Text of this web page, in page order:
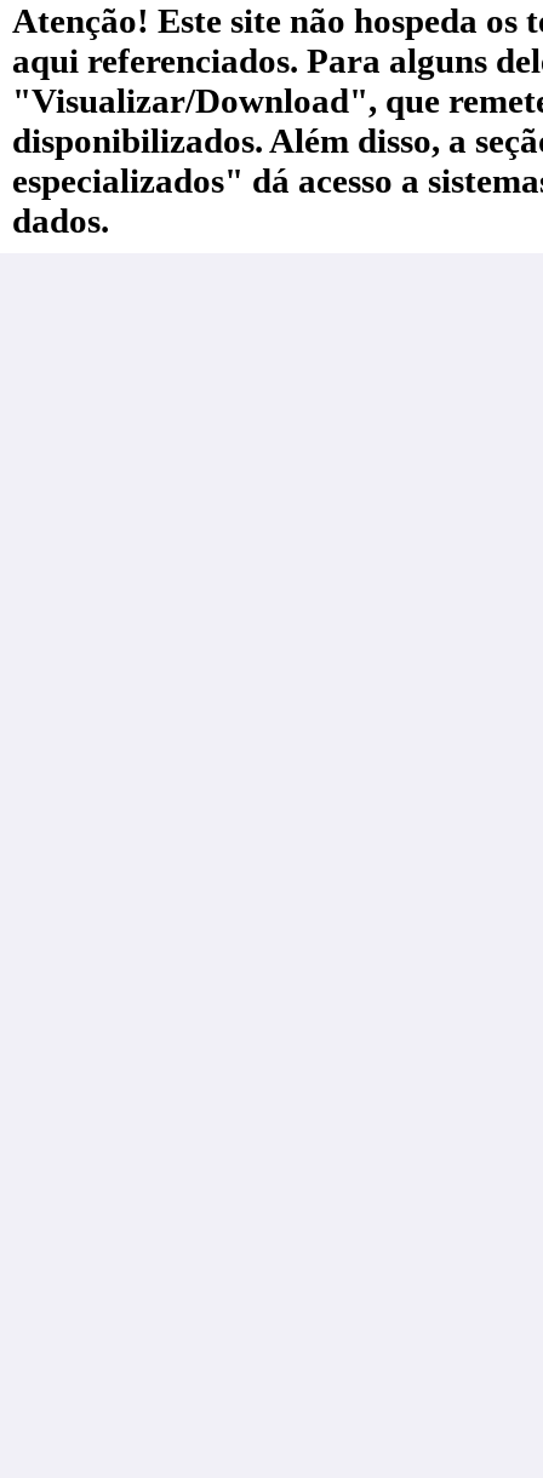
Atenção! Este site não hospeda
aqui referenciados. Para alguns
"Visualizar/Download", que
disponibilizados. Além disso, a
especializados" dá acesso a
dados.